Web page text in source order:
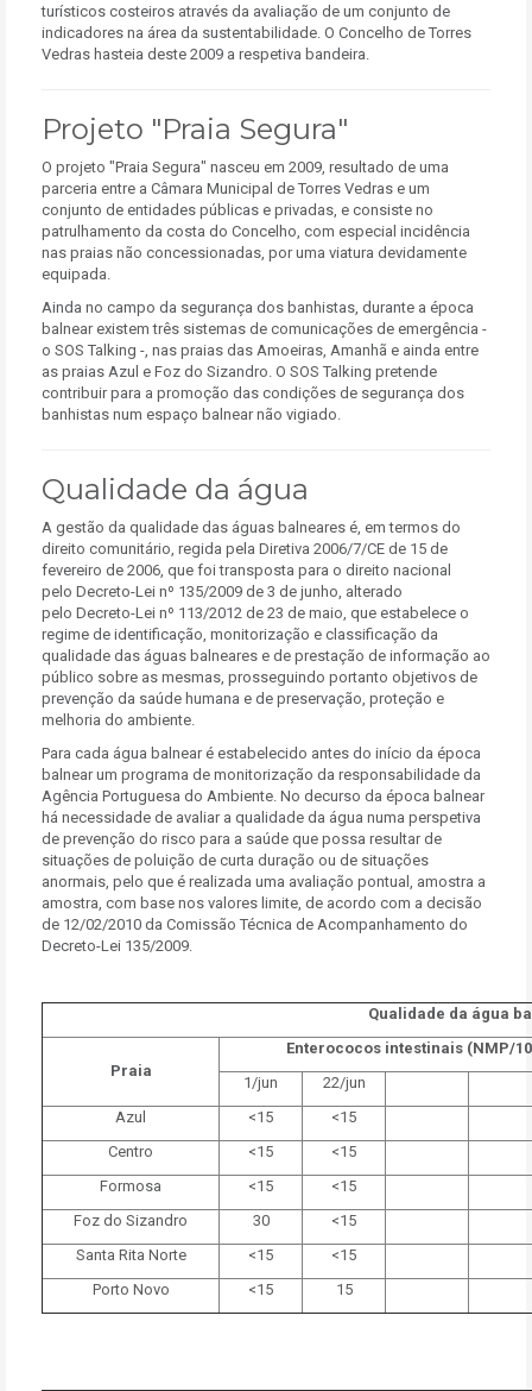
turísticos costeiros através da avaliação de um conjunto de
indicadores na área da sustentabilidade. O Concelho de Torres
Vedras hasteia deste 2009 a respetiva bandeira.
Projeto "Praia Segura"
O projeto "Praia Segura" nasceu em 2009, resultado de uma
parceria entre a Câmara Municipal de Torres Vedras e um
conjunto de entidades públicas e privadas, e consiste no
patrulhamento da costa do Concelho, com especial incidência
nas praias não concessionadas, por uma viatura devidamente
equipada.
Ainda no campo da segurança dos banhistas, durante a época
balnear existem três sistemas de comunicações de emergência -
o SOS Talking -, nas praias das Amoeiras, Amanhã e ainda entre
as praias Azul e Foz do Sizandro. O SOS Talking pretende
contribuir para a promoção das condições de segurança dos
banhistas num espaço balnear não vigiado.
Qualidade da água
A gestão da qualidade das águas balneares é, em termos do
direito comunitário, regida pela Diretiva 2006/7/CE de 15 de
fevereiro de 2006, que foi transposta para o direito nacional
pelo Decreto-Lei nº 135/2009 de 3 de junho, alterado
pelo Decreto-Lei nº 113/2012 de 23 de maio, que estabelece o
regime de identificação, monitorização e classificação da
qualidade das águas balneares e de prestação de informação ao
público sobre as mesmas, prosseguindo portanto objetivos de
prevenção da saúde humana e de preservação, proteção e
melhoria do ambiente.
Para cada água balnear é estabelecido antes do início da época
balnear um programa de monitorização da responsabilidade da
Agência Portuguesa do Ambiente. No decurso da época balnear
há necessidade de avaliar a qualidade da água numa perspetiva
de prevenção do risco para a saúde que possa resultar de
situações de poluição de curta duração ou de situações
anormais, pelo que é realizada uma avaliação pontual, amostra a
amostra, com base nos valores limite, de acordo com a decisão
de 12/02/2010 da Comissão Técnica de Acompanhamento do
Decreto-Lei 135/2009.
Qualidade da água
Praia
Enterococos intestinais (NMP/
1/jun
22/jun
Azul
<15
<15
Centro
<15
<15
Formosa
<15
<15
Foz do Sizandro
30
<15
Santa Rita Norte
<15
<15
Porto Novo
<15 15